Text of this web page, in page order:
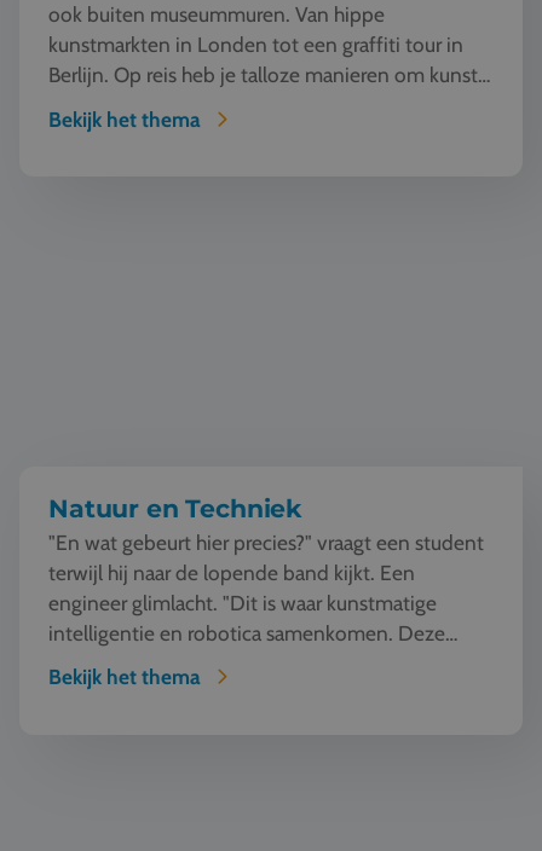
ook buiten museummuren. Van hippe
kunstmarkten in Londen tot een graffiti tour in
Berlijn. Op reis heb je talloze manieren om kunst
te beleven en...
Bekijk het thema
Natuur en Techniek
"En wat gebeurt hier precies?" vraagt een student
terwijl hij naar de lopende band kijkt. Een
engineer glimlacht. "Dit is waar kunstmatige
intelligentie en robotica samenkomen. Deze
machine ziet, l...
Bekijk het thema